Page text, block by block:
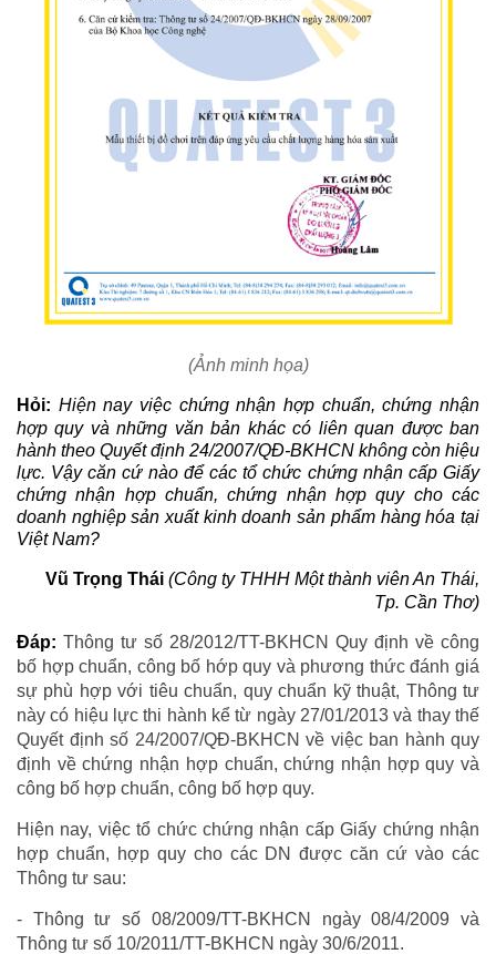
(Ảnh minh họa)
Hỏi: Hiện nay việc chứng nhận hợp chuẩn, chứng nhận
hợp quy và những văn bản khác có liên quan được ban
hành theo Quyết định 24/2007/QĐ-BKHCN không còn hiệu
lực. Vậy căn cứ nào để các tổ chức chứng nhận cấp Giấy
chứng nhận hợp chuẩn, chứng nhận hợp quy cho các
doanh nghiệp sản xuất kinh doanh sản phẩm hàng hóa tại
Việt Nam?
Vũ Trọng Thái (Công ty THHH Một thành viên An Thái,
Tp. Cần Thơ)
Đáp: Thông tư số 28/2012/TT-BKHCN Quy định về công
bố hợp chuẩn, công bố hớp quy và phương thức đánh giá
sự phù hợp với tiêu chuẩn, quy chuẩn kỹ thuật, Thông tư
này có hiệu lực thi hành kể từ ngày 27/01/2013 và thay thế
Quyết định số 24/2007/QĐ-BKHCN về việc ban hành quy
định về chứng nhận hợp chuẩn, chứng nhận hợp quy và
công bố hợp chuẩn, công bố hợp quy.
Hiện nay, việc tổ chức chứng nhận cấp Giấy chứng nhận
hợp chuẩn, hợp quy cho các DN được căn cứ vào các
Thông tư sau:
- Thông tư số 08/2009/TT-BKHCN ngày 08/4/2009 và
Thông tư số 10/2011/TT-BKHCN ngày 30/6/2011.